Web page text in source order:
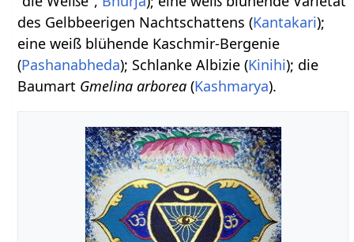
des Gelbbeerigen Nachtschattens (Kantakari);
eine weiß blühende Kaschmir-Bergenie
(Pashanabheda); Schlanke Albizie (Kinihi); die
Baumart Gmelina arborea (Kashmarya).